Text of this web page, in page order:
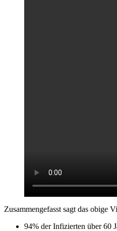
Zusammengefasst sagt das obige
94% der Infizierten über 60